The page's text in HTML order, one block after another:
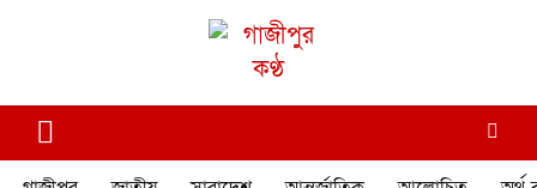
গাজীপুর কণ্ঠ